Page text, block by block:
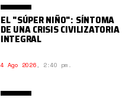
EL "SÚPER NIÑO": SÍNTOMA
DE UNA CRISIS CIVILIZATORIA
INTEGRAL
4 Ago 2026, 2:40 pm.